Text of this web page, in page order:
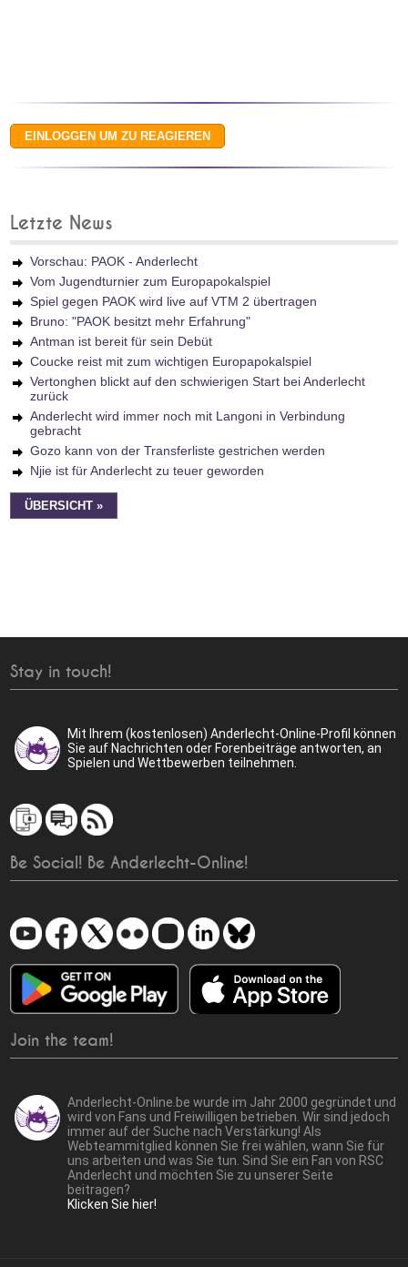
Letzte News
Vorschau: PAOK - Anderlecht
Vom Jugendturnier zum Europapokalspiel
Spiel gegen PAOK wird live auf VTM 2 übertragen
Bruno: "PAOK besitzt mehr Erfahrung"
Antman ist bereit für sein Debüt
Coucke reist mit zum wichtigen Europapokalspiel
Vertonghen blickt auf den schwierigen Start bei Anderlecht
zurück
Anderlecht wird immer noch mit Langoni in Verbindung
gebracht
Gozo kann von der Transferliste gestrichen werden
Njie ist für Anderlecht zu teuer geworden
ÜBERSICHT »
Stay in touch!
Mit Ihrem (kostenlosen) Anderlecht-Online-Profil können
Sie auf Nachrichten oder Forenbeiträge antworten, an
Spielen und Wettbewerben teilnehmen.
Be Social! Be Anderlecht-Online!
Join the team!
Anderlecht-Online.be wurde im Jahr 2000 gegründet und
wird von Fans und Freiwilligen betrieben. Wir sind jedoch
immer auf der Suche nach Verstärkung! Als
Webteammitglied können Sie frei wählen, wann Sie für
uns arbeiten und was Sie tun. Sind Sie ein Fan von RSC
Anderlecht und möchten Sie zu unserer Seite
beitragen?
Klicken Sie hier!